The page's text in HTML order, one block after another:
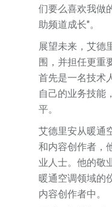
们要么喜欢我做
助频道成长"。
展望未来，艾德
围，并担任更重
首先是一名技术
自己的业务技能
平。
艾德里安从暖通
和内容创作者，
业人士。他的敬
暖通空调领域的
内容创作者中。